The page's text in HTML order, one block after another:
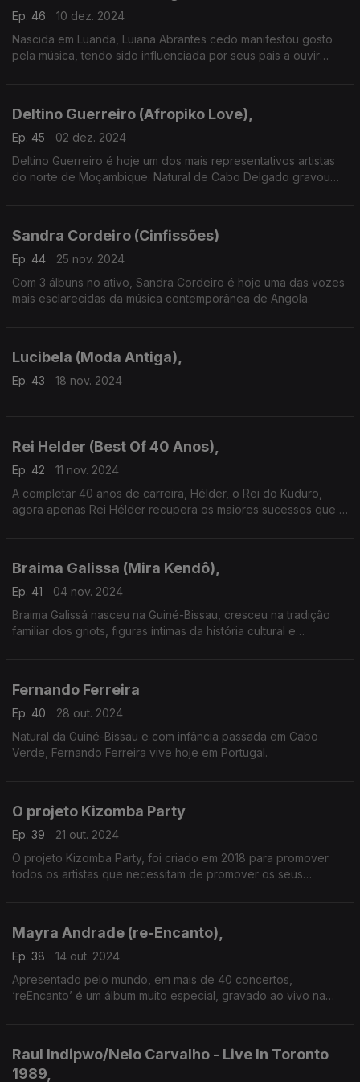
Ep. 46
10 dez. 2024
Nascida em Luanda, Luiana Abrantes cedo manifestou gosto
pela música, tendo sido influenciada por seus pais a ouvir
Deltino Guerreiro (Afropiko Love),
Ep. 45
02 dez. 2024
Deltino Guerreiro é hoje um dos mais representativos artistas
do norte de Moçambique. Natural de Cabo Delgado gravou
Sandra Cordeiro (Cinfissões)
Ep. 44
25 nov. 2024
Com 3 álbuns no ativo, Sandra Cordeiro é hoje uma das vozes
mais esclarecidas da música contemporânea de Angola.
Lucibela (Moda Antiga),
Ep. 43 18 nov. 2024
Rei Helder (Best Of 40 Anos),
Ep. 42
11 nov. 2024
A completar 40 anos de carreira, Hélder, o Rei do Kuduro,
agora apenas Rei Hélder recupera os maiores sucessos que o
Braima Galissa (Mira Kendô),
Ep. 41
04 nov. 2024
Braima Galissá nasceu na Guiné-Bissau, cresceu na tradição
familiar dos griots, figuras íntimas da história cultural e
Fernando Ferreira
Ep. 40
28 out. 2024
Natural da Guiné-Bissau e com infância passada em Cabo
Verde, Fernando Ferreira vive hoje em Portugal.
O projeto Kizomba Party
Ep. 39
21 out. 2024
O projeto Kizomba Party, foi criado em 2018 para promover
todos os artistas que necessitam de promover os seus
Mayra Andrade (re-Encanto),
Ep. 38
14 out. 2024
Apresentado pelo mundo, em mais de 40 concertos,
‘reEncanto’ é um álbum muito especial, gravado ao vivo na
Raul Indipwo/Nelo Carvalho - Live In Toronto
1989,